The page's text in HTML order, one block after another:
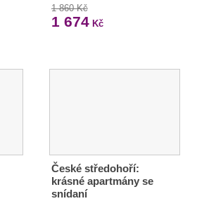
1 860 Kč
1 674Kč
České středohoří:
krásné apartmány se
snídaní